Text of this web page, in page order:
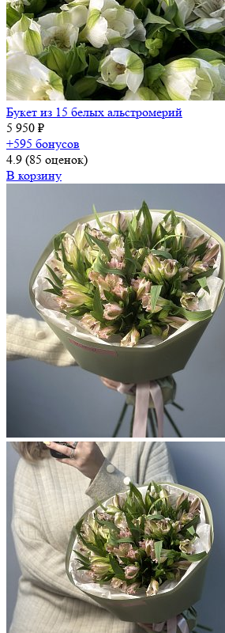
Букет из 15 белых альстромерий
5 950 ₽
+595 бонусов
4.9 (85 оценок)
В корзину